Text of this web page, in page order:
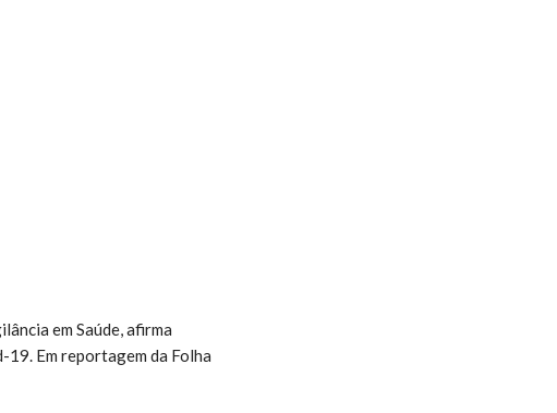
em Saúde, afirma
19. Em reportagem da Folha